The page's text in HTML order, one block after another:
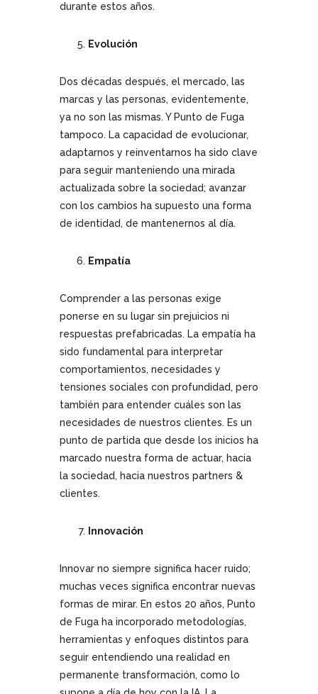
durante estos años.
Evolución
Dos décadas después, el mercado, las
marcas y las personas, evidentemente,
ya no son las mismas. Y Punto de Fuga
tampoco. La capacidad de evolucionar,
adaptarnos y reinventarnos ha sido clave
para seguir manteniendo una mirada
actualizada sobre la sociedad; avanzar
con los cambios ha supuesto una forma
de identidad, de mantenernos al día.
Empatía
Comprender a las personas exige
ponerse en su lugar sin prejuicios ni
respuestas prefabricadas. La empatía ha
sido fundamental para interpretar
comportamientos, necesidades y
tensiones sociales con profundidad, pero
también para entender cuáles son las
necesidades de nuestros clientes. Es un
punto de partida que desde los inicios ha
marcado nuestra forma de actuar, hacia
la sociedad, hacia nuestros partners &
clientes.
Innovación
Innovar no siempre significa hacer ruido;
muchas veces significa encontrar nuevas
formas de mirar. En estos 20 años, Punto
de Fuga ha incorporado metodologías,
herramientas y enfoques distintos para
seguir entendiendo una realidad en
permanente transformación, como lo